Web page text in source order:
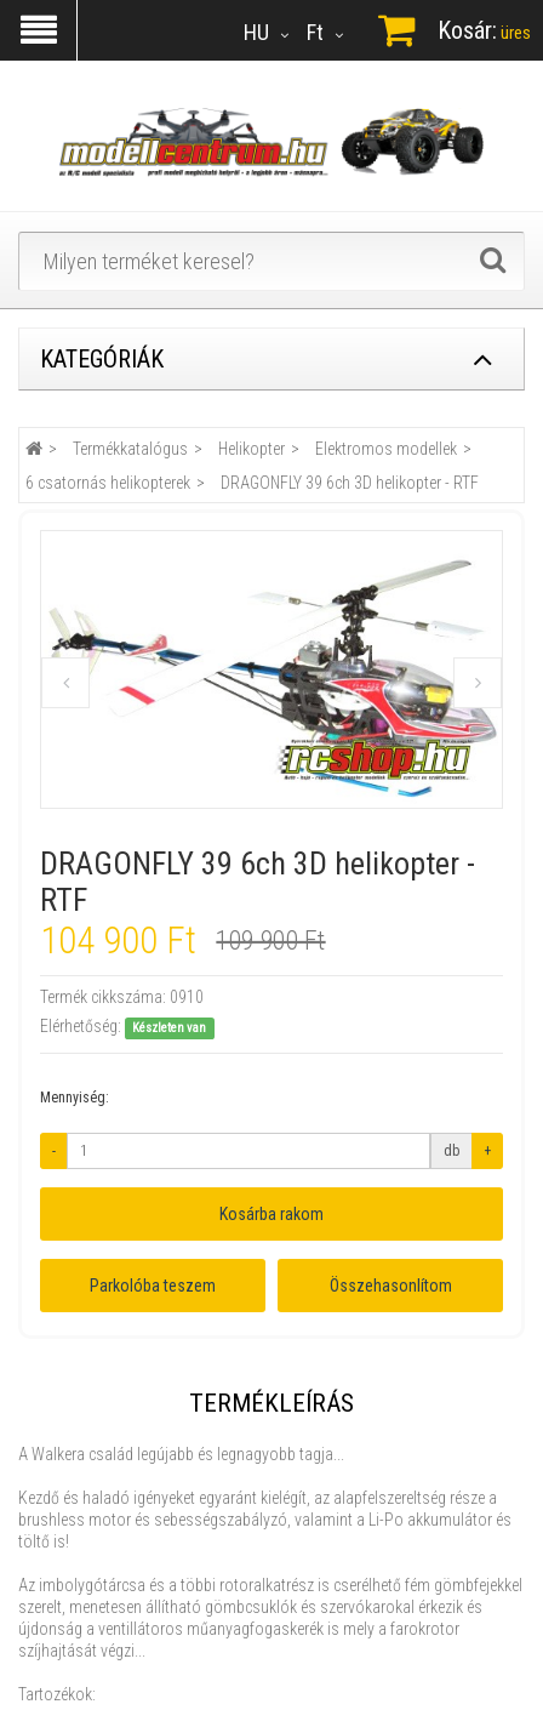
Ft
HU Kosár: üres
KATEGÓRIÁK
Termékkatalógus Helikopter
Elektromos modellek
6 csatornás helikopterek
DRAGONFLY 39 6ch 3D helikopter - RTF
DRAGONFLY 39 6ch 3D helikopter -
RTF
104 900 Ft 109 900 Ft
Termék cikkszáma: 0910
Elérhetőség:
Készleten van
Mennyiség:
- db +
Kosárba rakom
Parkolóba teszem Összehasonlítom
TERMÉKLEÍRÁS
A Walkera család legújabb és legnagyobb tagja...
Kezdő és haladó igényeket egyaránt kielégít, az alapfelszereltség része a
brushless motor és sebességszabályzó, valamint a Li-Po akkumulátor és
töltő is!
Az imbolygótárcsa és a többi rotoralkatrész is cserélhető fém gömbfejekkel
szerelt, menetesen állítható gömbcsuklók és szervókarokal érkezik és
újdonság a ventillátoros műanyagfogaskerék is mely a farokrotor
szíjhajtását végzi...
Tartozékok: